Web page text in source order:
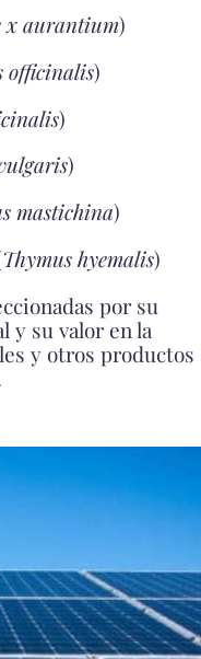
x aurantium)
officinalis)
)
)
mastichina)
Thymus hyemalis)
por su
y su valor en la
y otros productos